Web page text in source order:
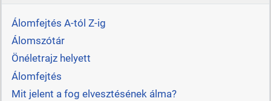
Álomfejtés A-tól Z-ig
Álomszótár
Önéletrajz helyett
Álomfejtés
Mit jelent a fog elvesztésének álma?